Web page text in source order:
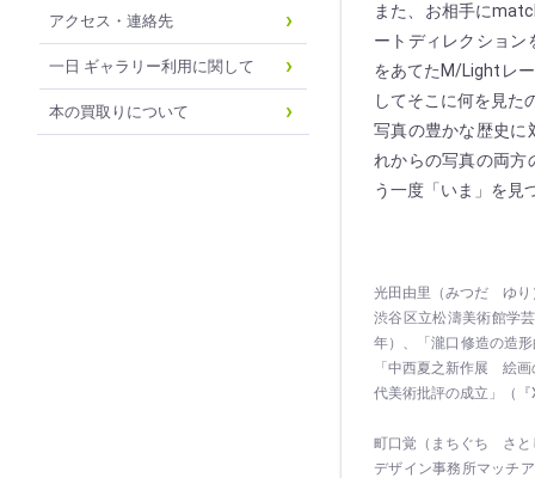
アクセス・連絡先
一日 ギャラリー利用に関して
本の買取りについて
また、お相手に
ートディレクション
をあてたM/Lightレ
してそこに何を見た
写真の豊かな歴史に
れからの写真の両方
う一度「いま」を見
光田由里（みつだ ゆり
渋谷区立松濤美術館学
年）、「瀧口修造の造
「中西夏之新作展 絵
代美術批評の成立」（
町口覚（まちぐち さと
デザイン事務所マッチ